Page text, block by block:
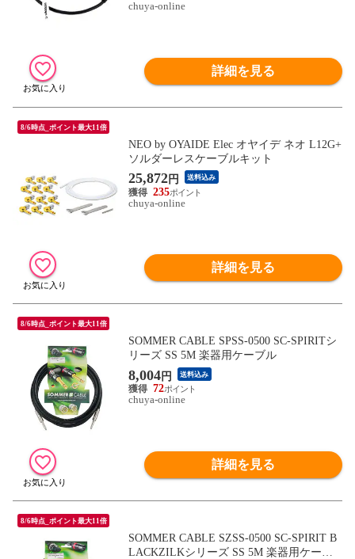
chuya-online
詳細を見る
8/6時点_ポイント最大11倍
NEO by OYAIDE Elec オヤイデ ネオ L12G+
ソルダーレスケーブルキット
25,872円 送料込み
235
chuya-online
詳細を見る
8/6時点_ポイント最大11倍
SOMMER CABLE SPSS-0500 SC-SPIRITシ
リーズ SS 5M 楽器用ケーブル
8,004円 送料込み
72
chuya-online
詳細を見る
8/6時点_ポイント最大11倍
SOMMER CABLE SZSS-0500 SC-SPIRIT B
LACKZILKシリーズ SS 5M 楽器用ケーブ